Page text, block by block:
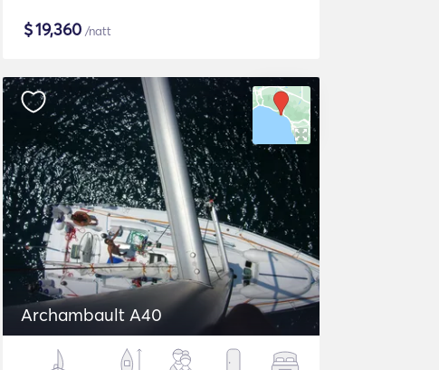
$19,360 /natt
Archambault A40